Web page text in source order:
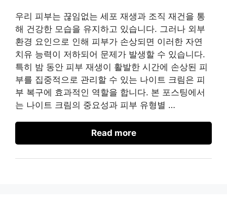
우리 피부는 끊임없는 세포 재생과 조직 재건을 통
해 건강한 모습을 유지하고 있습니다. 그러나 외부
환경 요인으로 인해 피부가 손상되면 이러한 자연
치유 능력이 저하되어 문제가 발생할 수 있습니다.
특히 밤 동안 피부 재생이 활발한 시간에 손상된 피
부를 집중적으로 관리할 수 있는 나이트 크림은 피
부 복구에 효과적인 역할을 합니다. 본 포스팅에서
는 나이트 크림의 중요성과 피부 유형별 …
Read more